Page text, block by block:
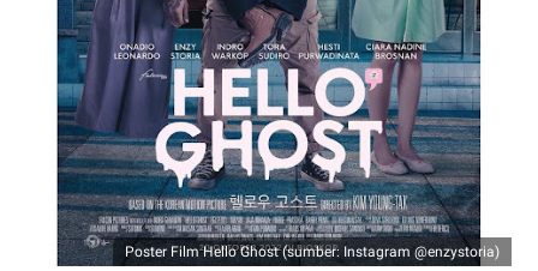
Poster Film Hello Ghost (sumber: Instagram @enzystoria)